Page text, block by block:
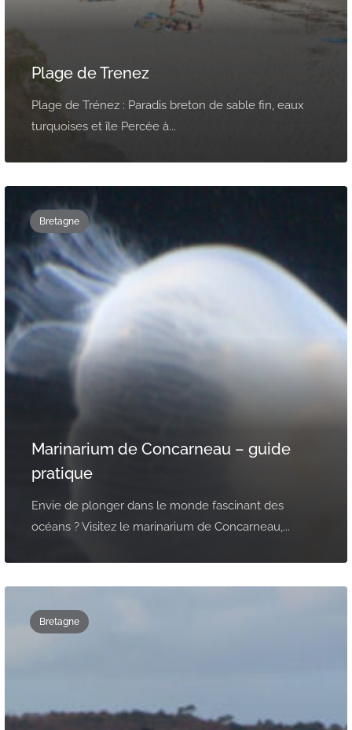
Plage de Trenez
Plage de Trénez : Paradis breton de sable fin, eaux
turquoises et île Percée à...
Bretagne
Marinarium de Concarneau – guide
pratique
Envie de plonger dans le monde fascinant des
océans ? Visitez le marinarium de Concarneau,...
Bretagne